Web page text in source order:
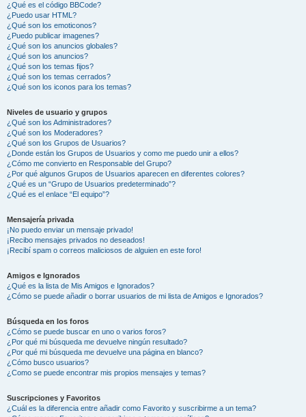
¿Qué es el código BBCode?
¿Puedo usar HTML?
¿Qué son los emoticonos?
¿Puedo publicar imagenes?
¿Qué son los anuncios globales?
¿Qué son los anuncios?
¿Qué son los temas fijos?
¿Qué son los temas cerrados?
¿Qué son los iconos para los temas?
Niveles de usuario y grupos
¿Qué son los Administradores?
¿Qué son los Moderadores?
¿Qué son los Grupos de Usuarios?
¿Donde están los Grupos de Usuarios y como me puedo unir a ellos?
¿Cómo me convierto en Responsable del Grupo?
¿Por qué algunos Grupos de Usuarios aparecen en diferentes colores?
¿Qué es un “Grupo de Usuarios predeterminado”?
¿Qué es el enlace “El equipo”?
Mensajería privada
¡No puedo enviar un mensaje privado!
¡Recibo mensajes privados no deseados!
¡Recibí spam o correos maliciosos de alguien en este foro!
Amigos e Ignorados
¿Qué es la lista de Mis Amigos e Ignorados?
¿Cómo se puede añadir o borrar usuarios de mi lista de Amigos e Ignorados?
Búsqueda en los foros
¿Cómo se puede buscar en uno o varios foros?
¿Por qué mi búsqueda me devuelve ningún resultado?
¿Por qué mi búsqueda me devuelve una página en blanco?
¿Cómo busco usuarios?
¿Como se puede encontrar mis propios mensajes y temas?
Suscripciones y Favoritos
¿Cuál es la diferencia entre añadir como Favorito y suscribirme a un tema?